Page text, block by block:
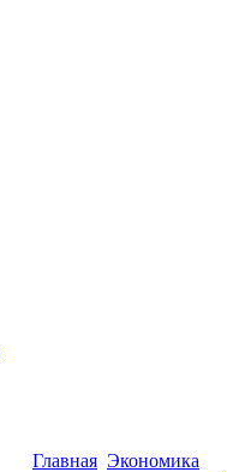
Главная Экономика